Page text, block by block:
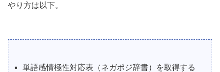
やり方は以下。
単語感情極性対応表（ネガポジ辞書）を取得する